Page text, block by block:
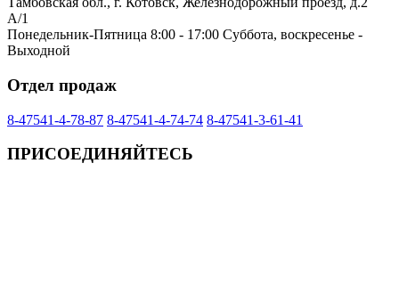
А/1
Понедельник-Пятница 8:00 - 17:00 Суббота, воскресенье -
Выходной
Отдел продаж
8-47541-4-78-87 8-47541-4-74-74 8-47541-3-61-41
ПРИСОЕДИНЯЙТЕСЬ